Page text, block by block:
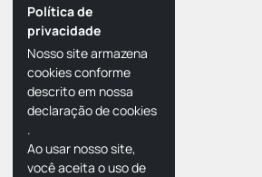
Política de
privacidade
Nosso site armazena
cookies conforme
descrito em nossa
declaração de cookies
.
Ao usar nosso site,
você aceita o uso de